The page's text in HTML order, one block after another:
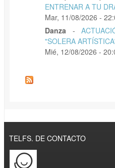
ENTRENAR A TU
Mar, 11/08/2026 -
Danza
-
"SOLERA
Mié, 12/08/2026 -
TELFS. DE CONTACTO